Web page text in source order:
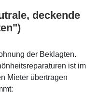
deckende
der Beklagten.
ist im
Mieter übertragen